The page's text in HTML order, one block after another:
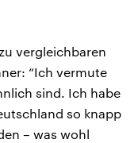
vergleichbaren
“Ich vermute
sind. Ich habe
so knapp
– was wohl